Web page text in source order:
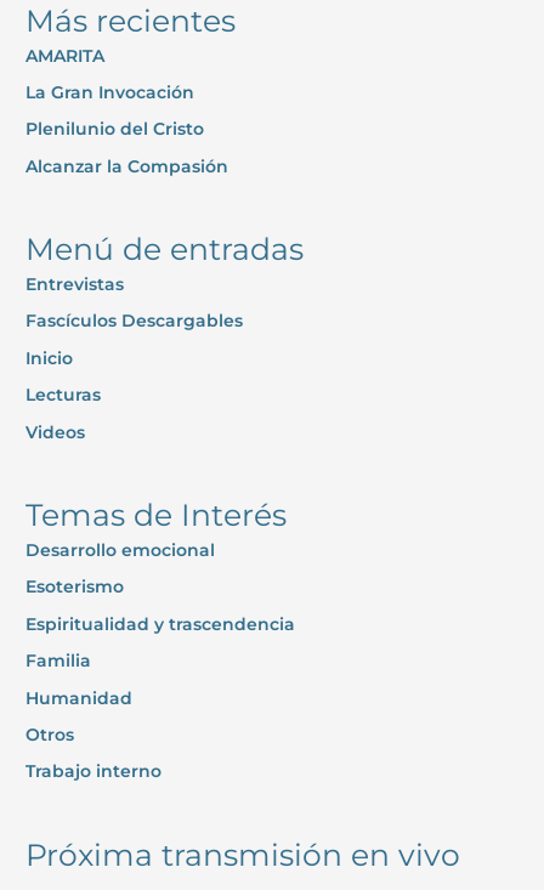
c
a
r
p
o
Más recientes
AMARITA
La Gran Invocación
Plenilunio del Cristo
Alcanzar la Compasión
Menú de entradas
Entrevistas
Fascículos Descargables
Inicio
Lecturas
Videos
Temas de Interés
Desarrollo emocional
Esoterismo
Espiritualidad y trascendencia
Familia
Humanidad
Otros
Trabajo interno
Próxima transmisión en vivo